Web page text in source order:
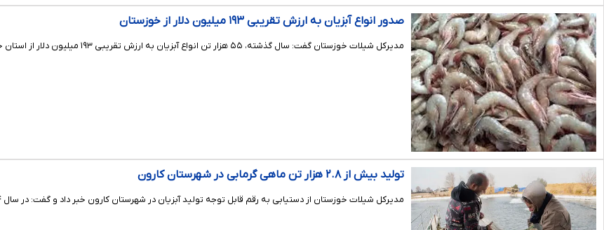
صدور انواع آبزیان به ارزش تقریبی ۱۹۳ میلیون دلار از خوزستان
مدیرکل شیلات خوزستان گفت: سال گذشته، ۵۵ هزار تن انواع آبزیان به ارزش تقریبی ۱۹۳ میلیون دلار از استان خوزستان به خارج از کشور صادر شده است.
تولید بیش از ۲.۸ هزار تن ماهی گرمابی در شهرستان کارون
مدیرکل شیلات خوزستان از دستیابی به رقم قابل توجه تولید آبزیان در شهرستان کارون خبر داد و گفت: در سال ۱۴۰۴ بیش از ۲۰ هزار و ۸۰۰ تن ماهی گرمابی در این شهرستان تولید شده است.